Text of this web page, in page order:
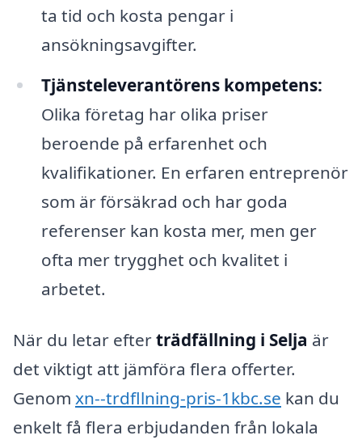
ta tid och kosta pengar i
ansökningsavgifter.
Tjänsteleverantörens kompetens:
Olika företag har olika priser
beroende på erfarenhet och
kvalifikationer. En erfaren entreprenör
som är försäkrad och har goda
referenser kan kosta mer, men ger
ofta mer trygghet och kvalitet i
arbetet.
När du letar efterträdfällning i Selja är
det viktigt att jämföra flera offerter.
Genom xn--trdfllning-pris-1kbc.se kan du
enkelt få flera erbjudanden från lokala